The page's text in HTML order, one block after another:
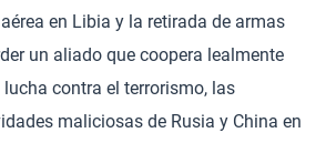
en Libia y la retirada de armas
un aliado que coopera lealmente
contra el terrorismo, las
maliciosas de Rusia y China en